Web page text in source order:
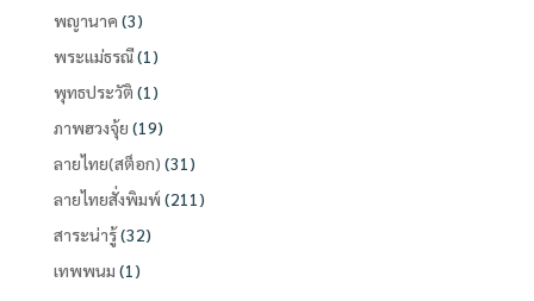
พญานาค (3)
พระแม่ธรณี(1)
พุทธประวัติ (1)
ภาพฮวงจุ้ย (19)
ลายไทย(สต็อก) (31)
ลายไทยสั่งพิมพ์ (211)
สาระน่ารู้(32)
เทพพนม (1)